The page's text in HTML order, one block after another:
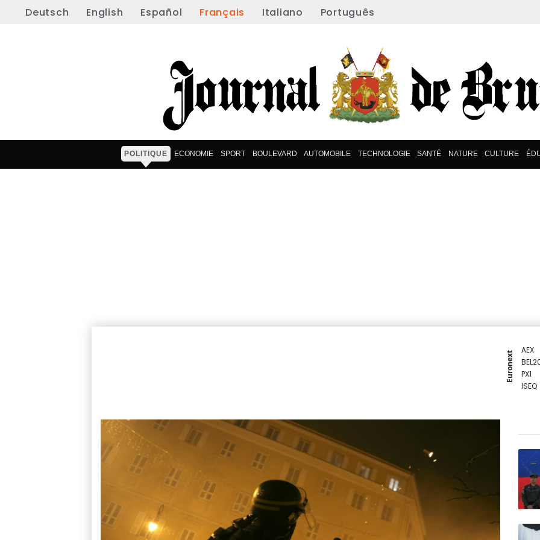
Deutsch English Español Français Italiano Português
POLITIQUE ECONOMIE SPORT BOULEVARD AUTOMOBILE TECHNOLOGIE SANTÉ NATURE CULTURE
Euronext
AEX
PX1
ISEQ